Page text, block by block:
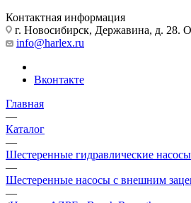
Контактная информация
г. Новосибирск, Державина, д. 28.
info@harlex.ru
Вконтакте
Главная
—
Каталог
—
Шестеренные гидравлические насосы
—
Шестеренные насосы с внешним
—